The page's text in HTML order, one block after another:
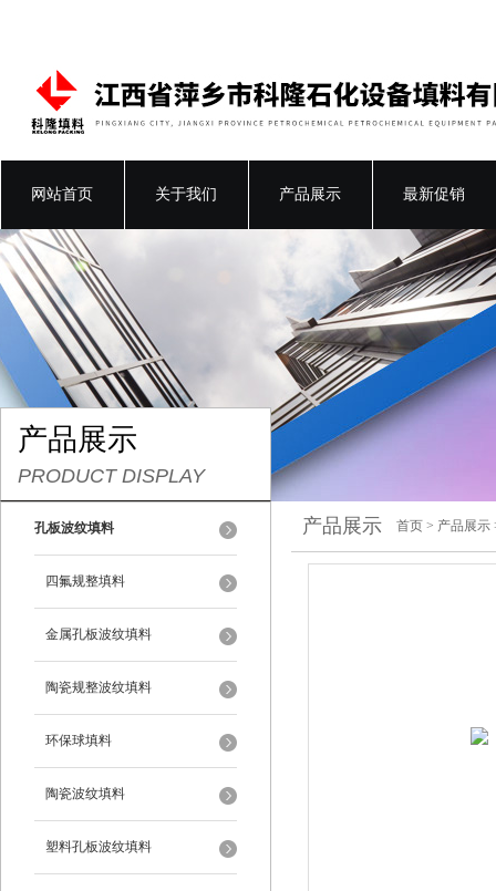
网站首页 关于我们 产品展示 最新促销
产品展示
PRODUCT DISPLAY
孔板波纹填料
四氟规整填料
金属孔板波纹填料
陶瓷规整波纹填料
环保球填料
陶瓷波纹填料
塑料孔板波纹填料
产品展示 首页 > 产品展示